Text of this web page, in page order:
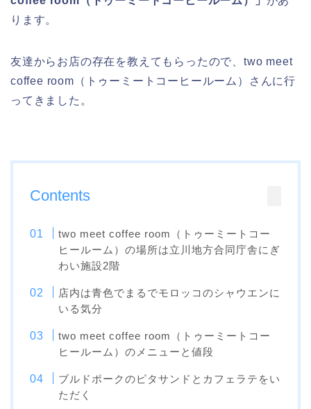
ります。
友達からお店の存在を教えてもらったので、two meet
coffee room（トゥーミートコーヒールーム）さんに行
ってきました。
Contents
two meet coffee room（トゥーミートコー
ヒールーム）の場所は立川地方合同庁舎にぎ
わい施設2階
店内は青色でまるでモロッコのシャウエンに
いる気分
two meet coffee room（トゥーミートコー
ヒールーム）のメニューと値段
ブルドポークのピタサンドとカフェラテをい
ただく